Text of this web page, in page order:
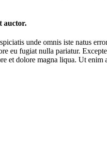
auctor.
unde omnis iste natus
eu fugiat nulla pariatur.
et dolore magna liqua. Ut